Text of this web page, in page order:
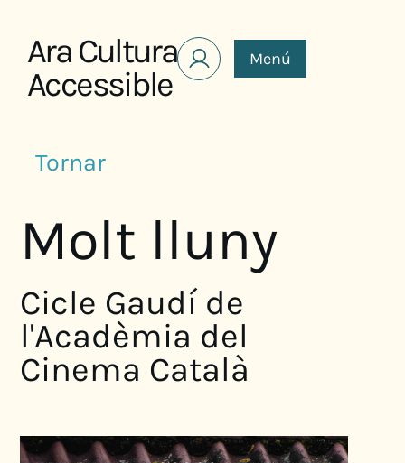
Ara Cultura
Accessible
Menú
Tornar
Molt lluny
Cicle Gaudí de
l'Acadèmia del
Cinema Català